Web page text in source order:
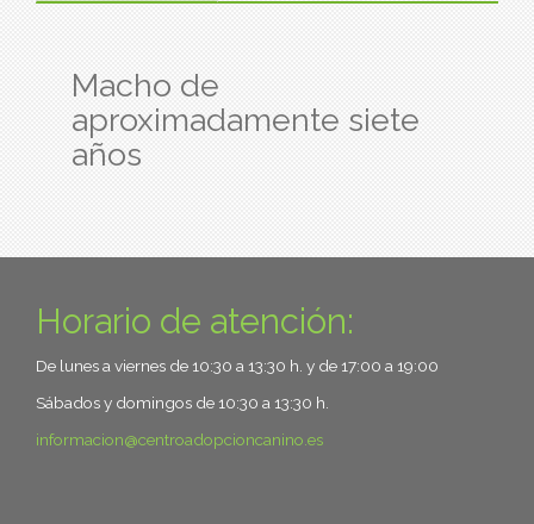
Macho de
aproximadamente siete
años
Horario de atención:
De lunes a viernes de 10:30 a 13:30 h. y de 17:00 a 19:00
Sábados y domingos de 10:30 a 13:30 h.
informacion
centroadopcioncanino.es